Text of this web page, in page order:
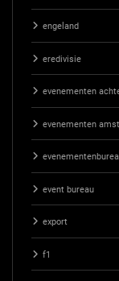
engeland
eredivisie
evenementen
evenementen
event bureau
export
f1